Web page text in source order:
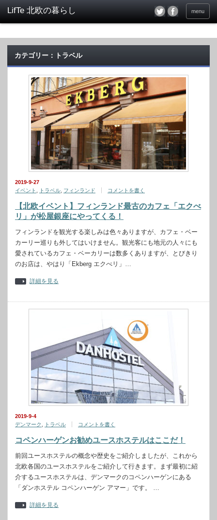
menu
カテゴリー：トラベル
2019-9-27
イベント
トラベル フィンランド コメントを書く
【北欧イベント】フィンランド最古のカフェ「エクべ
リ」が松屋銀座にやってくる！
フィンランドを観光する楽しみは色々ありますが、カフェ・ベー
カーリー巡りも外してはいけません。観光客にも地元の人々にも
愛されているカフェ・ベーカリーは数多くありますが、とびきり
のお店は、やはり「Ekberg エクべリ」…
詳細を見る
2019-9-4
デンマーク
トラベル コメントを書く
コペンハーゲンお勧めユースホステルはここだ！
前回ユースホステルの概念や歴史をご紹介しましたが、これから
北欧各国のユースホステルをご紹介して行きます。まず最初に紹
介するユースホステルは、デンマークのコペンハーゲンにある
「ダンホステル コペンハーゲン アマー」です。 …
詳細を見る